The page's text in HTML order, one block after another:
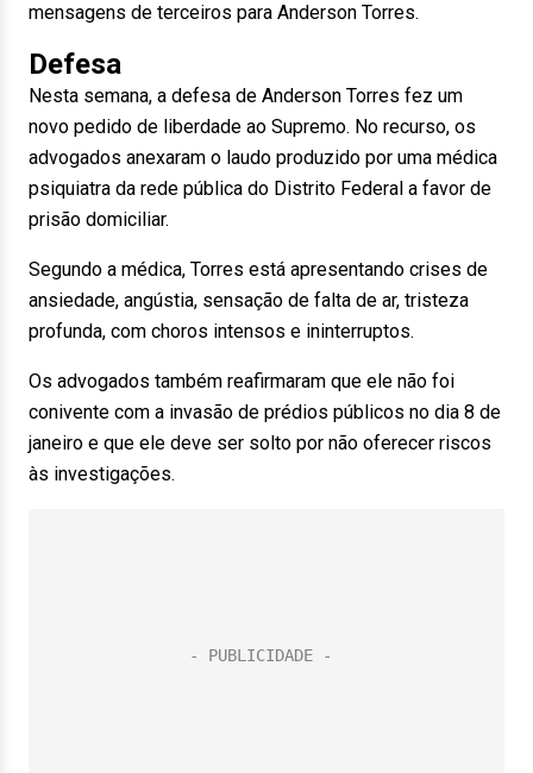
mensagens de terceiros para Anderson Torres.
Defesa
Nesta semana, a defesa de Anderson Torres fez um
novo pedido de liberdade ao Supremo. No recurso, os
advogados anexaram o laudo produzido por uma médica
psiquiatra da rede pública do Distrito Federal a favor de
prisão domiciliar.
Segundo a médica, Torres está apresentando crises de
ansiedade, angústia, sensação de falta de ar, tristeza
profunda, com choros intensos e ininterruptos.
Os advogados também reafirmaram que ele não foi
conivente com a invasão de prédios públicos no dia 8 de
janeiro e que ele deve ser solto por não oferecer riscos
às investigações.